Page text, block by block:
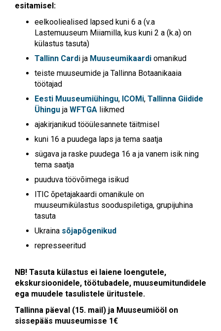
esitamisel:
eelkooliealised lapsed kuni 6 a (v.a
Lastemuuseum Miiamilla, kus kuni 2 a (k.a) on
külastus tasuta)
Tallinn Cardi ja Muuseumikaardi omanikud
teiste muuseumide ja Tallinna Botaanikaaia
töötajad
Eesti Muuseumiühingu, ICOMi, Tallinna Giidide
Ühingu ja WFTGA liikmed
ajakirjanikud tööülesannete täitmisel
kuni 16 a puudega laps ja tema saatja
sügava ja raske puudega 16 a ja vanem isik ning
tema saatja
puuduva töövõimega isikud
ITIC õpetajakaardi omanikule on
muuseumikülastus sooduspiletiga, grupijuhina
tasuta
Ukraina sõjapõgenikud
represseeritud
NB! Tasuta külastus ei laiene loengutele,
ekskursioonidele, töötubadele, muuseumitundidele
ega muudele tasulistele üritustele.
Tallinna päeval (15. mail) ja Muuseumiööl on
sissepääs muuseumisse 1€